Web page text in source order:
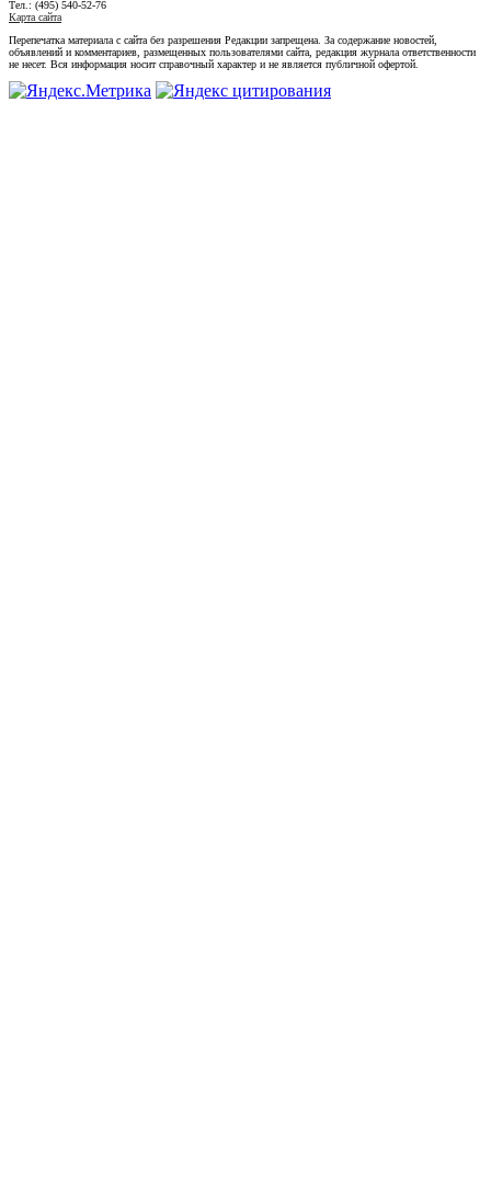
Тел.: (495) 540-52-76
Карта сайта
Перепечатка материала с сайта без разрешения Редакции запрещена. За содержание новостей,
объявлений и комментариев, размещенных пользователями сайта, редакция журнала ответственности
не несет. Вся информация носит справочный характер и не является публичной офертой.